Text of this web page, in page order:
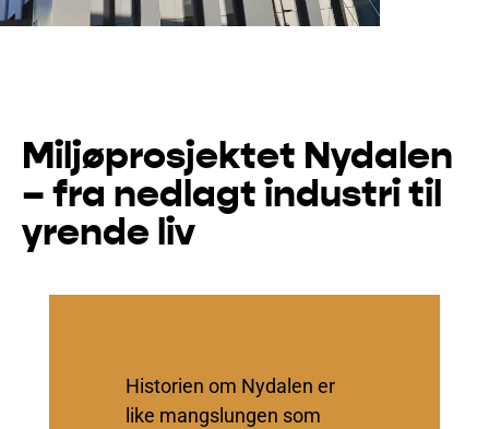
Miljøprosjektet Nydalen
– fra nedlagt industri til
yrende liv
Historien om Nydalen er
like mangslungen som